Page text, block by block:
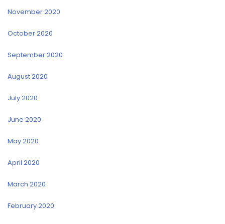
November 2020
October 2020
September 2020
August 2020
July 2020
June 2020
May 2020
April 2020
March 2020
February 2020